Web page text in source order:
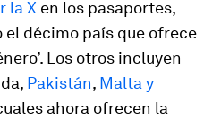
la X en los pasaportes,
décimo país que ofrece
Los otros incluyen
Pakistán, Malta y
ahora ofrecen la